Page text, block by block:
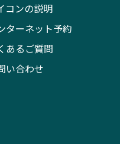
コンの説明
ターネット予約
あるご質問
い合わせ